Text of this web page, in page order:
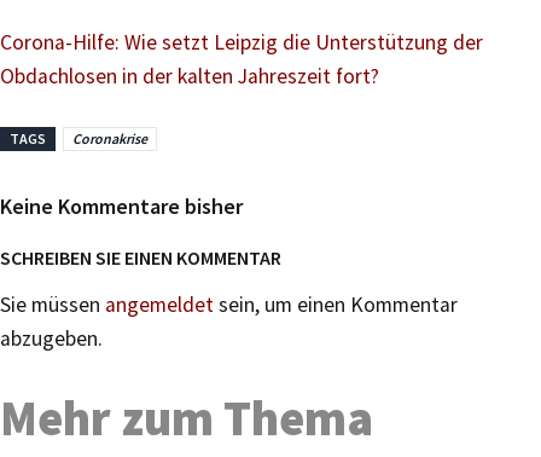
Corona-Hilfe: Wie setzt Leipzig die Unterstützung der
Obdachlosen in der kalten Jahreszeit fort?
TAGS Coronakrise
Keine Kommentare bisher
SCHREIBEN SIE EINEN KOMMENTAR
Sie müssen angemeldetsein, um einen Kommentar
abzugeben.
Mehr zum Thema